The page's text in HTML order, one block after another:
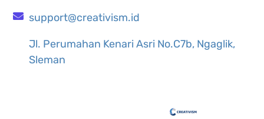
support@creativism.id
Jl. Perumahan Kenari Asri No.C7b, Ngaglik,
Sleman